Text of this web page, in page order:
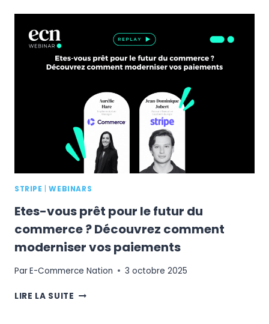
ENCORE
DES
E-
STRIPE |WEBINARS
Etes-vous prêt pour le futur du
commerce ? Découvrez comment
moderniser vos paiements
ParE-Commerce Nation 3 octobre 2025
LIRE LA SUITE ETES-